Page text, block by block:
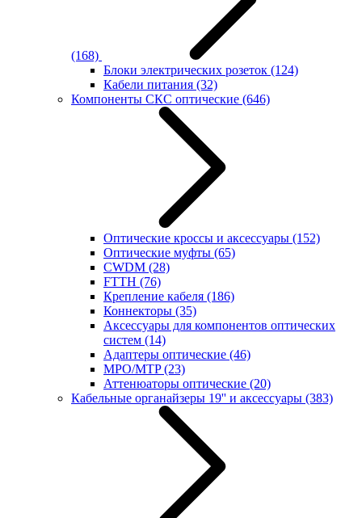
(168)
Блоки электрических розеток (124)
Кабели питания (32)
Компоненты СКС оптические (646)
Оптические кроссы и аксессуары (152)
Оптические муфты (65)
CWDM (28)
FTTH (76)
Крепление кабеля (186)
Коннекторы (35)
Аксессуары для компонентов оптических
систем (14)
Адаптеры оптические (46)
MPO/MTP(23)
Аттенюаторы оптические (20)
Кабельные органайзеры 19'' и аксессуары (383)